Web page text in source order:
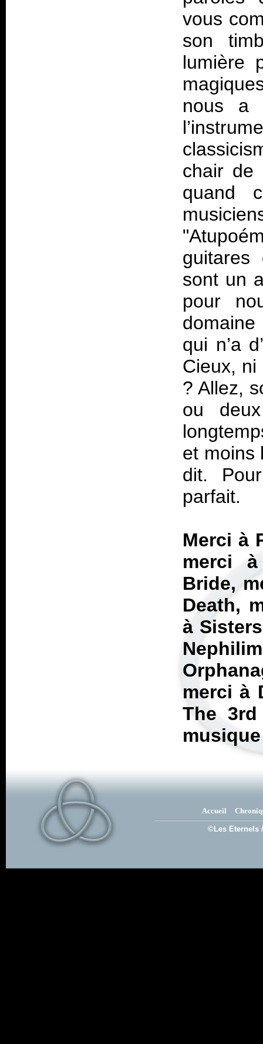
vous
son
lumière
nous a
chair de
quand
sont un
pour
domaine
qui n’a
Cieux, ni
? Allez,
ou
et moins
dit.
parfait.
Merci à
merci
Bride,
Death,
à
merci à
The
Accueil
©Les Eternels